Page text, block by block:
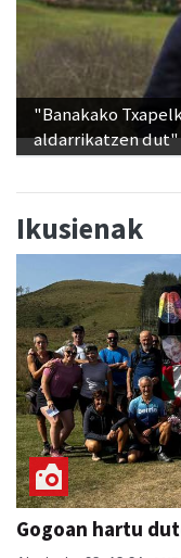
"Banakako
aldarrikatzen dut"
Ikusienak
Gogoan hartu